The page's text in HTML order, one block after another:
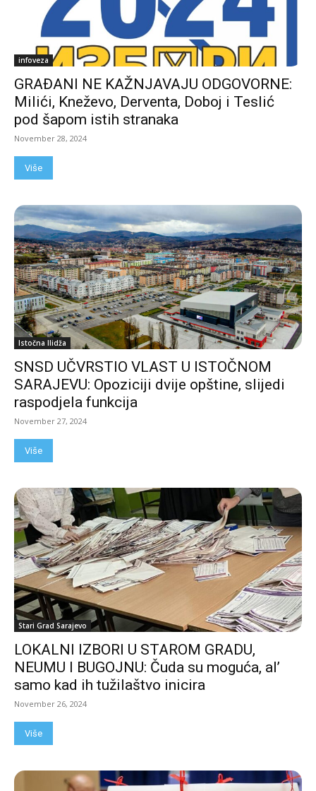
infoveza
GRAĐANI NE KAŽNJAVAJU ODGOVORNE:
Milići, Kneževo, Derventa, Doboj i Teslić
pod šapom istih stranaka
November 28, 2024
Više
Istočna Ilidža
SNSD UČVRSTIO VLAST U ISTOČNOM
SARAJEVU: Opoziciji dvije opštine, slijedi
raspodjela funkcija
November 27, 2024
Više
Stari Grad Sarajevo
LOKALNI IZBORI U STAROM GRADU,
NEUMU I BUGOJNU: Čuda su moguća, al’
samo kad ih tužilaštvo inicira
November 26, 2024
Više